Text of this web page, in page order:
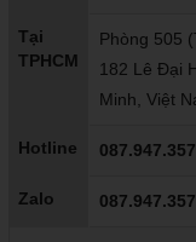
Tại
TPHCM
Phòng 505
182 Lê Đại
Minh, Việt
Hotline
Zalo